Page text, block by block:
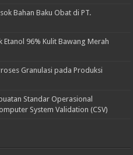
Bahan Baku Obat di PT.
Etanol 96% Kulit Bawang Merah
Granulasi pada Produksi
Standar Operasional
System Validation (CSV)